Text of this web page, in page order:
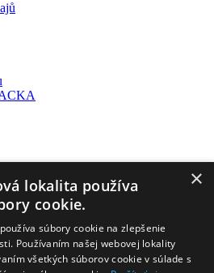
×
lokalita používa
cookie.
súbory cookie na zlepšenie
Používaním našej webovej lokality
všetkých súborov cookie v súlade s